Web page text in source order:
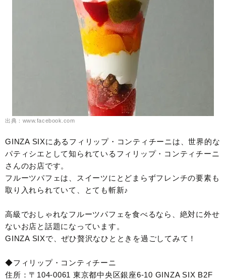
出典：www.facebook.com
GINZA SIXにあるフィリップ・コンティチーニは、世界的な
パティシエとして知られているフィリップ・コンティチーニ
さんのお店です。
フルーツパフェは、スイーツにとどまらずフレンチの要素も
取り入れられていて、とても斬新♪
高級でおしゃれなフルーツパフェを食べるなら、絶対に外せ
ないお店と話題になっています。
GINZA SIXで、ぜひ贅沢なひとときを過ごしてみて！
◆フィリップ・コンティチーニ
住所：〒104-0061 東京都中央区銀座6-10 GINZA SIX B2F